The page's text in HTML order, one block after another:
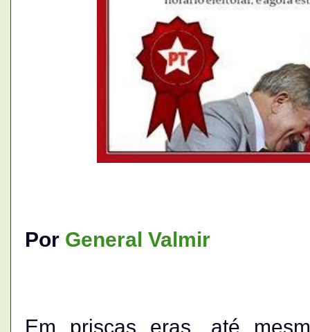
Por General Valmir
Em priscas eras, até